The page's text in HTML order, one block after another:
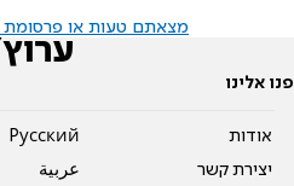
מצאתם טעות או פרסומת
פנו אלינו
אודות
יצירת קשר
Pусский
عربية